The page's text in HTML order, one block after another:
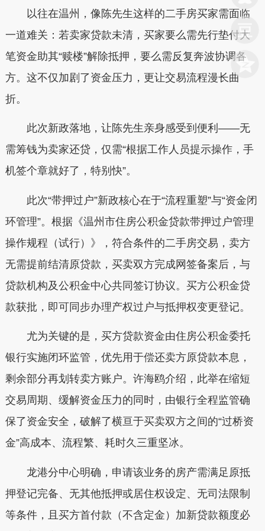
以往在温州，像陈先生这样的二手房买家需面临
一道难关：若卖家贷款未清，买家要么需先行垫付大
笔资金助其“赎楼”解除抵押，要么需反复奔波协调各
方。这不仅加剧了资金压力，更让交易流程漫长曲
折。
此次新政落地，让陈先生亲身感受到便利——无
需筹钱为卖家还贷，仅需“根据工作人员提示操作，手
机签个章就好了，特别快”。
此次“带押过户”新政核心在于“流程重塑”与“资金闭
环管理”。根据《温州市住房公积金贷款带押过户管理
操作规程（试行）》，符合条件的二手房交易，卖方
无需提前结清原贷款，买卖双方完成网签备案后，与
贷款机构及公积金中心共同签订协议。买方公积金贷
款获批，即可同步办理产权过户与抵押权变更登记。
尤为关键的是，买方贷款资金由住房公积金委托
银行实施闭环监管，优先用于偿还卖方原贷款本息，
剩余部分再划转卖方账户。许海鸥介绍，此举在缩短
交易周期、缓解资金压力的同时，由银行全程监管确
保了资金安全，破解了横亘于买卖双方之间的“过桥资
金”高成本、流程繁、耗时久三重坚冰。
龙港分中心明确，申请该业务的房产需满足原抵
押登记完备、无其他抵押或居住权设定、无司法限制
等条件，且买方首付款（不含定金）加新贷款额度必